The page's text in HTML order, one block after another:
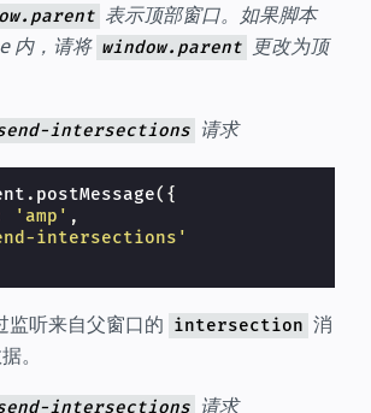
表示顶部窗口。如果脚本
内，请将 window.parent
更改为顶
intersections 请求
. postMessage({
'amp' ,
intersections'
听来自父窗口的 intersection 消
。
intersections 请求